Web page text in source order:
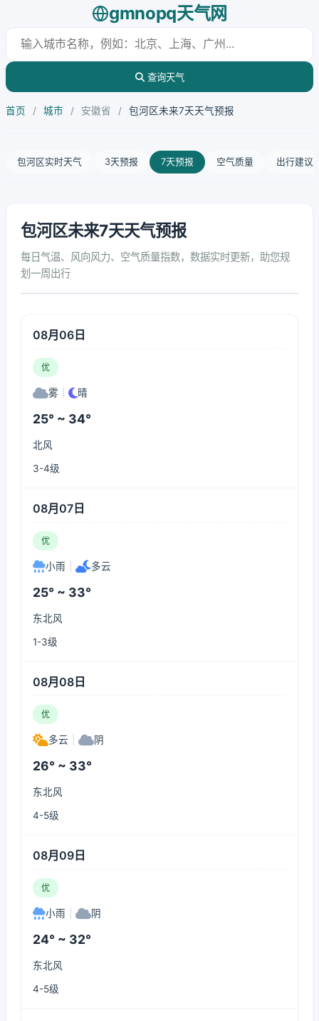
gmnopq天气网
查询天气
首页 / 城市 / 安徽省 / 包河区未来7天天气预报
包河区实时天气 3天预报 7天预报 空气质量 出行建议
包河区未来7天天气预报
每日气温、风向风力、空气质量指数，数据实时更新，助您规
划一周出行
08月06日
优
雾 晴
25° ~ 34°
北风
3-4级
08月07日
优
小雨 多云
25° ~ 33°
东北风
1-3级
08月08日
优
多云 阴
26° ~ 33°
东北风
4-5级
08月09日
优
小雨 阴
24° ~ 32°
东北风
4-5级